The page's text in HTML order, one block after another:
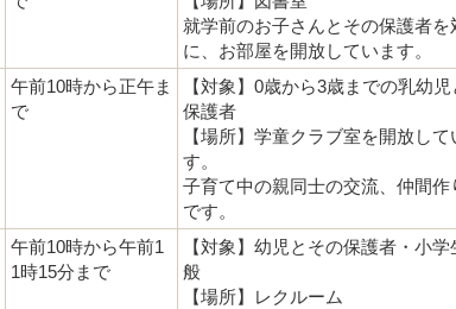
就学前のお子さんとその保護者を
に、お部屋を開放しています。
午前10時から正午ま
で
【対象】0歳から3歳までの乳幼
保護者
【場所】学童クラブ室を開放して
す。
子育て中の親同士の交流、仲間作
です。
午前10時から午前1
1時15分まで
【対象】幼児とその保護者・小学
般
【場所】レクルーム